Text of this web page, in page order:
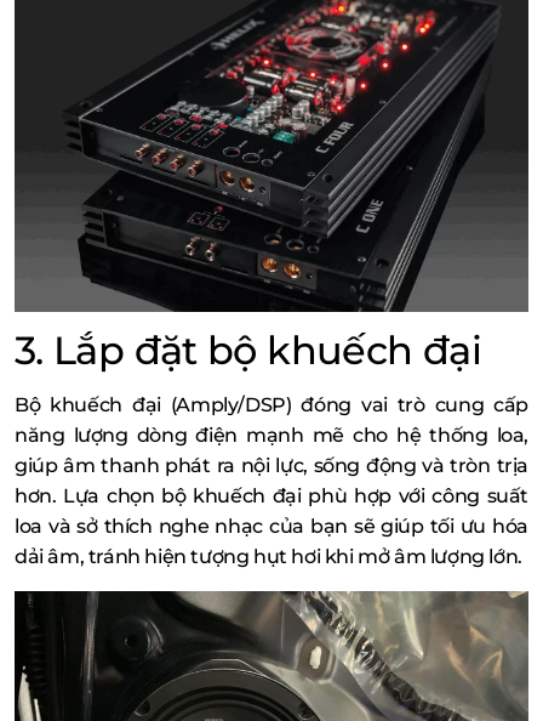
3. Lắp đặt bộ khuếch đại
Bộ khuếch đại (Amply/DSP) đóng vai trò cung cấp
năng lượng dòng điện mạnh mẽ cho hệ thống loa,
giúp âm thanh phát ra nội lực, sống động và tròn trịa
hơn. Lựa chọn bộ khuếch đại phù hợp với công suất
loa và sở thích nghe nhạc của bạn sẽ giúp tối ưu hóa
dải âm, tránh hiện tượng hụt hơi khi mở âm lượng lớn.